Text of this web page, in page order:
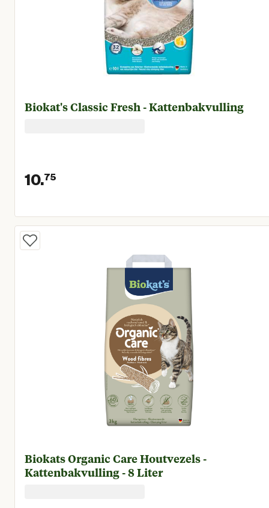
Biokat's Classic Fresh - Kattenbakvulling
10.75
Huidige prijs € 10,75
Biokats Organic Care Houtvezels -
Kattenbakvulling - 8 Liter